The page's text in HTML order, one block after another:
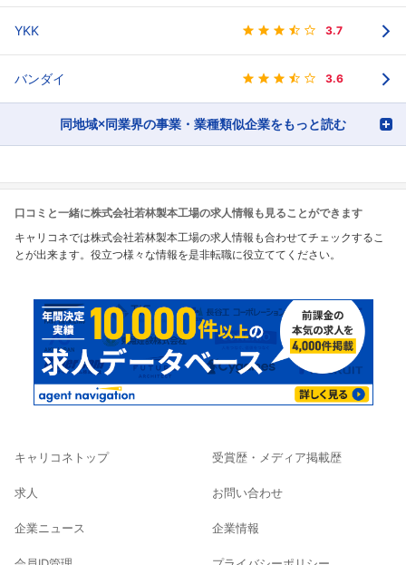
YKK 3.7
バンダイ 3.6
同地域×同業界の事業・業種類似企業をもっと読む
口コミと一緒に株式会社若林製本工場の求人情報も見ることができます
キャリコネでは株式会社若林製本工場の求人情報も合わせてチェックするこ
とが出来ます。役立つ様々な情報を是非転職に役立ててください。
キャリコネトップ
求人
企業ニュース
受賞歴・メディア掲載歴
お問い合わせ
企業情報